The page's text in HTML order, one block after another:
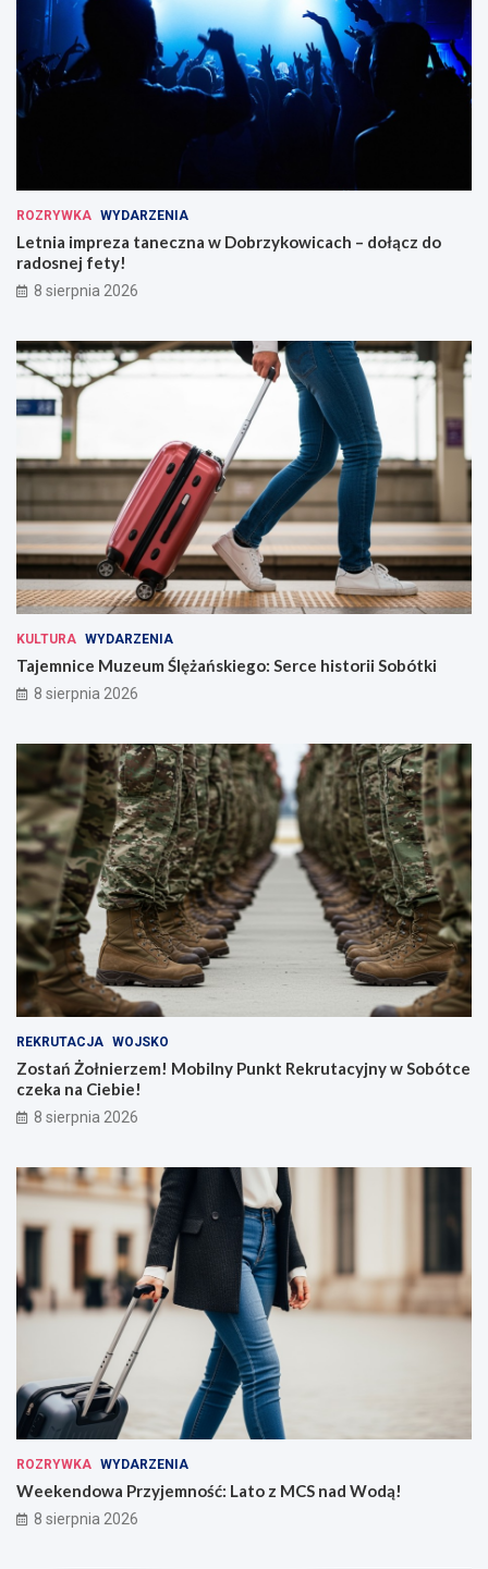
ROZRYWKA WYDARZENIA
Letnia impreza taneczna w Dobrzykowicach – dołącz do
radosnej fety!
8 sierpnia 2026
KULTURA WYDARZENIA
Tajemnice Muzeum Ślężańskiego: Serce historii Sobótki
8 sierpnia 2026
REKRUTACJA WOJSKO
Zostań Żołnierzem! Mobilny Punkt Rekrutacyjny w Sobótce
czeka na Ciebie!
8 sierpnia 2026
ROZRYWKA WYDARZENIA
Weekendowa Przyjemność: Lato z MCS nad Wodą!
8 sierpnia 2026